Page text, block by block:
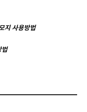
사용방법
법